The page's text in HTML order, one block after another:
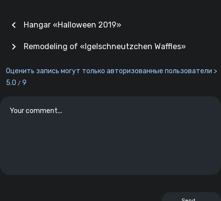
chevron_left Hangar «‎Halloween 2019»
Remodeling of «Igelschneutzchen Waffles»
chevron_right
Оценить запись могут только авторизованные пользователи >
5.0 / 9